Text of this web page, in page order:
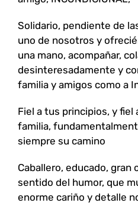
Solidario, pendiente de
uno de nosotros y
una mano, acompañar,
desinteresadamente y
familia y amigos como a
Fiel a tus principios, y fiel
familia,
siempre su camino
Caballero, educado, gran
sentido del humor, que
enorme cariño y detalle